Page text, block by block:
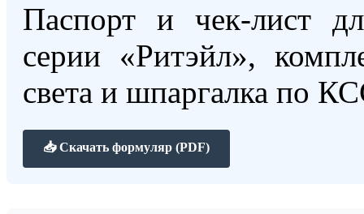
Паспорт и чек-лист
серии «Ритэйл»,
света и шпаргалка по
📥 Скачать формуляр (PDF)